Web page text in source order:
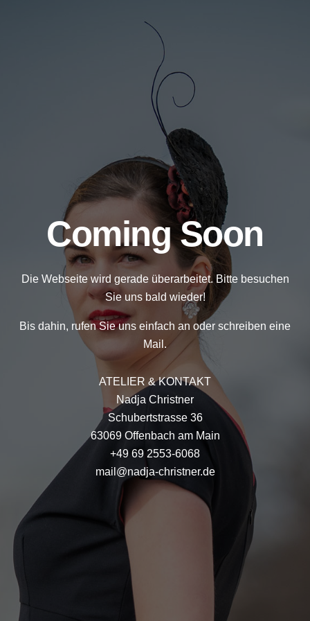
Coming Soon
Die Webseite wird gerade überarbeitet. Bitte besuchen
Sie uns bald wieder!
Bis dahin, rufen Sie uns einfach an oder schreiben eine
Mail.
ATELIER & KONTAKT
Nadja Christner
Schubertstrasse 36
63069 Offenbach am Main
+49 69 2553-6068
mail@nadja-christner.de